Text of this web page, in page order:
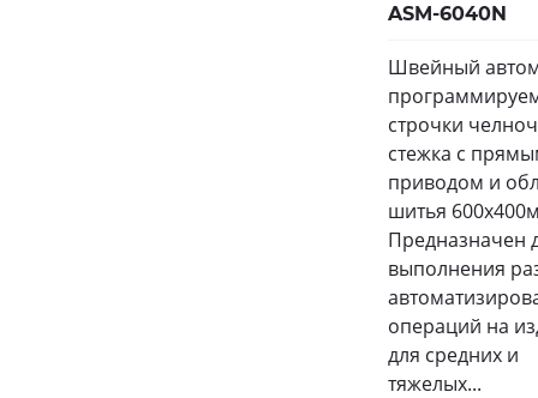
ASM-6040N
Швейный
строчки
стежка с
приводом и
шитья
Предназначен
выполнения
операций на
для средних и
тяжелых...